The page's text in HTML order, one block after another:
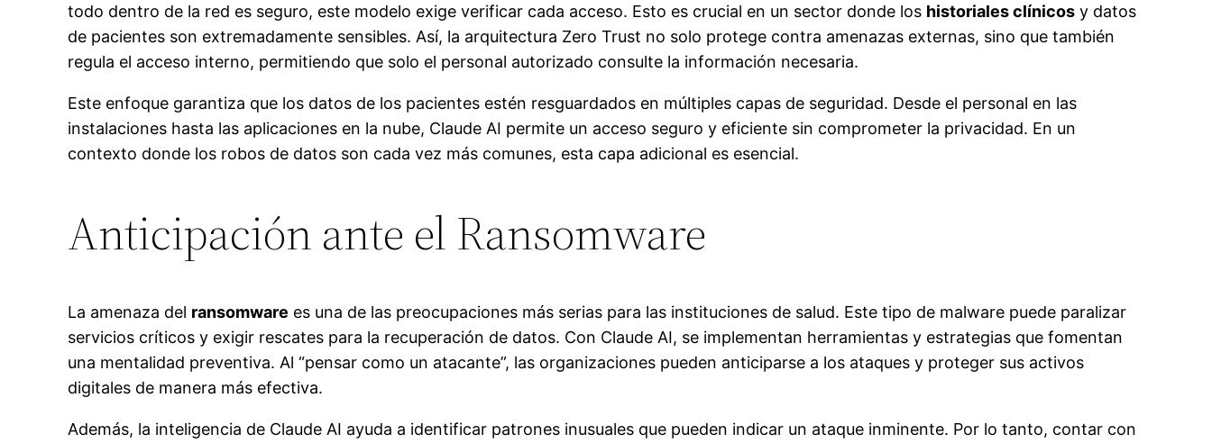
todo dentro de la red es seguro, este modelo exige verificar cada acceso. Esto es crucial en un sector donde los historiales clínicos y datos
de pacientes son extremadamente sensibles. Así, la arquitectura Zero Trust no solo protege contra amenazas externas, sino que también
regula el acceso interno, permitiendo que solo el personal autorizado consulte la información necesaria.
Este enfoque garantiza que los datos de los pacientes estén resguardados en múltiples capas de seguridad. Desde el personal en las
instalaciones hasta las aplicaciones en la nube, Claude AI permite un acceso seguro y eficiente sin comprometer la privacidad. En un
contexto donde los robos de datos son cada vez más comunes, esta capa adicional es esencial.
Anticipación ante el Ransomware
La amenaza del ransomware es una de las preocupaciones más serias para las instituciones de salud. Este tipo de malware puede paralizar
servicios críticos y exigir rescates para la recuperación de datos. Con Claude AI, se implementan herramientas y estrategias que fomentan
una mentalidad preventiva. Al “pensar como un atacante”, las organizaciones pueden anticiparse a los ataques y proteger sus activos
digitales de manera más efectiva.
Además, la inteligencia de Claude AI ayuda a identificar patrones inusuales que pueden indicar un ataque inminente. Por lo tanto, contar con